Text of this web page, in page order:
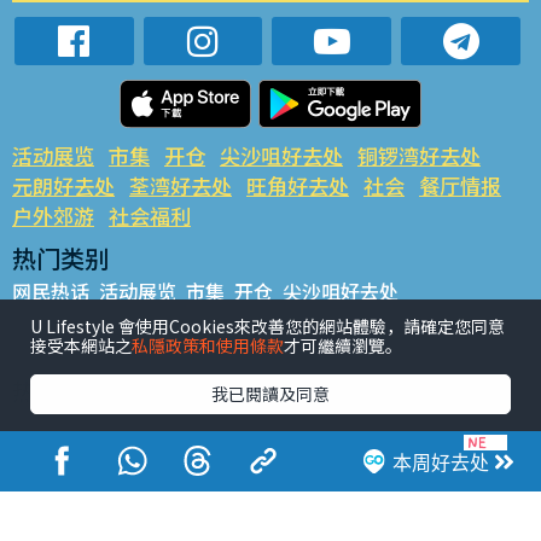
本周好去处
活动展览 市集 开仓 尖沙咀好去处 铜锣湾好去处
元朗好去处 荃湾好去处 旺角好去处 社会 餐厅情报
户外郊游 社会福利
热门类别
网民热话 活动展览 市集 开仓 尖沙咀好去处
铜锣湾好去处 元朗好去处 荃湾好去处 旺角好去处 社会
餐厅情报 户外郊游
热门标签
#UGO揾好去处 #人气活动推介 #美食社群热话
#亲子玩乐好去处
#ULifestyle应用程式
#限时抢
#UJetso礼物放送
#ULifestyle商户中心 #著数 #网络热话
U Lifestyle 會使用Cookies來改善您的網站體驗，請確定您同意
接受本網站之私隱政策和使用條款才可繼續瀏覽。
我已閱讀及同意